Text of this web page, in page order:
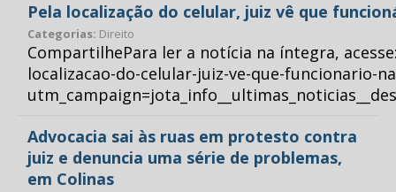
Pela localização do celular, juiz vê que
Categorias: Direito
CompartilhePara ler a notícia na íntegra,
localizacao-do-celular-juiz-ve-que-funcionario-
Advocacia sai às ruas em protesto contra
juiz e denuncia uma série de problemas,
em Colinas